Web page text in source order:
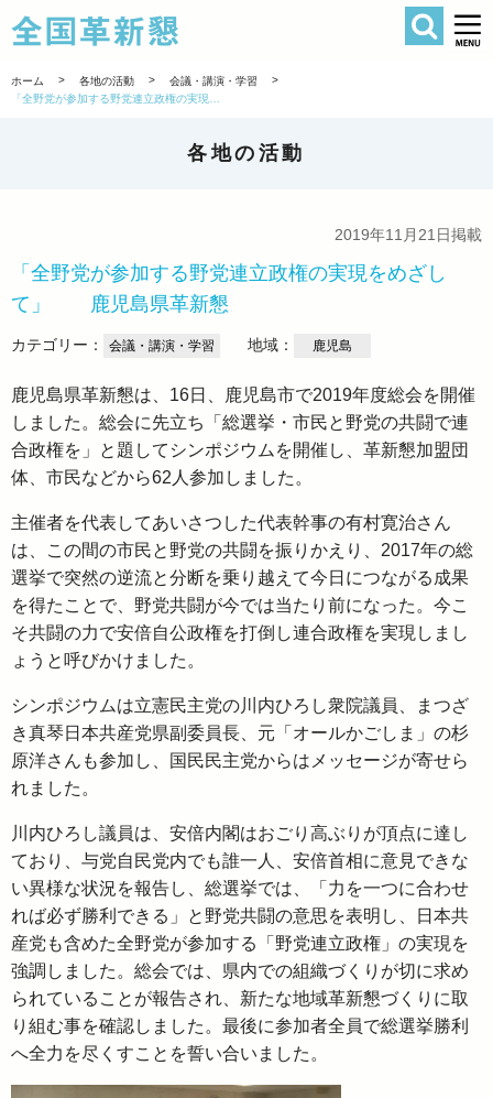
全国革新懇
検索
ホーム > 各地の活動 > 会議・講演・学習
>
各地の活動
2019年11月21日掲載
「全野党が参加する野党連立政権の実現をめざし
て」 鹿児島県革新懇
カテゴリー： 会議・講演・学習 地域： 鹿児島
鹿児島県革新懇は、16日、鹿児島市で2019年度総会を開催
しました。総会に先立ち「総選挙・市民と野党の共闘で連
合政権を」と題してシンポジウムを開催し、革新懇加盟団
体、市民などから62人参加しました。
主催者を代表してあいさつした代表幹事の有村寛治さん
は、この間の市民と野党の共闘を振りかえり、2017年の総
選挙で突然の逆流と分断を乗り越えて今日につながる成果
を得たことで、野党共闘が今では当たり前になった。今こ
そ共闘の力で安倍自公政権を打倒し連合政権を実現しまし
ょうと呼びかけました。
シンポジウムは立憲民主党の川内ひろし衆院議員、まつざ
き真琴日本共産党県副委員長、元「オールかごしま」の杉
原洋さんも参加し、国民民主党からはメッセージが寄せら
れました。
川内ひろし議員は、安倍内閣はおごり高ぶりが頂点に達し
ており、与党自民党内でも誰一人、安倍首相に意見できな
い異様な状況を報告し、総選挙では、「力を一つに合わせ
れば必ず勝利できる」と野党共闘の意思を表明し、日本共
産党も含めた全野党が参加する「野党連立政権」の実現を
強調しました。総会では、県内での組織づくりが切に求め
られていることが報告され、新たな地域革新懇づくりに取
り組む事を確認しました。最後に参加者全員で総選挙勝利
へ全力を尽くすことを誓い合いました。